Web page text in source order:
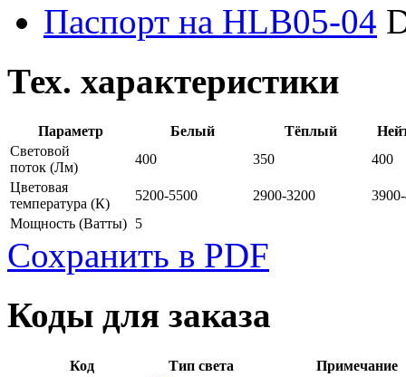
Паспорт на HLB05-04
Тех. характеристики
Параметр Белый Тёплый
Световой
поток (Лм)
400 350
400
Цветовая
температура (К)
5200-5500 2900-3200
Мощность (Ватты) 5
Сохранить в PDF
Коды для заказа
Код Тип света
Примечание